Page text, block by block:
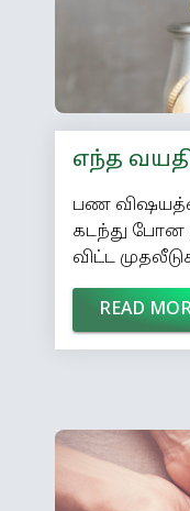
கையில்
போதும்...
எந்த
பண
கடந்து போன
விட்ட
பற்றியே
‘‘கிரவுண்ட்
மாறிப்
லட்சம்
குடும்பத்
READ